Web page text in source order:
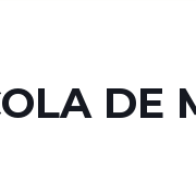
DE